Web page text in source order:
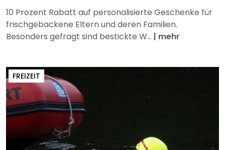
10 Prozent Rabatt auf personalisierte Geschenke für
frischgebackene Eltern und deren Familien.
Besonders gefragt sind bestickte W... | mehr
FREIZEIT